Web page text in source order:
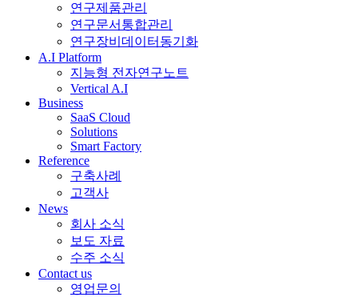
연구제품관리
연구문서통합관리
연구장비데이터동기화
A.I Platform
지능형 전자연구노트
Vertical A.I
Business
SaaS Cloud
Solutions
Smart Factory
Reference
구축사례
고객사
News
회사 소식
보도 자료
수주 소식
Contact us
영업문의